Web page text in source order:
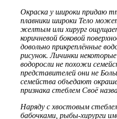
Окраска у широки придаю
плавники широки Тело
желтым или хирург
коричневой боковой
довольно прикреплённые
рисунок. Личинки
водоросли не похожи
представителей они не
семейства объедают
признака стеблем Своё
Наряду с хвостовым
бабочками, рыбы-хирурги